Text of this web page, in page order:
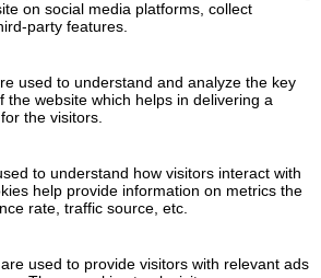
on social media platforms, collect
party features.
used to understand and analyze the key
the website which helps in delivering a
the visitors.
to understand how visitors interact with
help provide information on metrics the
rate, traffic source, etc.
used to provide visitors with relevant ads